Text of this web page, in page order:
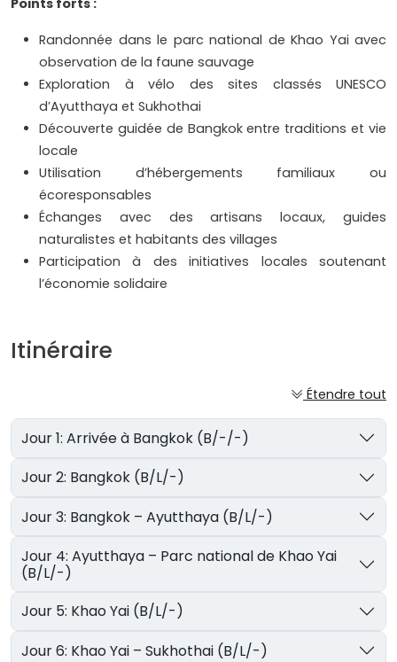
Points forts :
Randonnée dans le parc national de Khao Yai avec
observation de la faune sauvage
Exploration à vélo des sites classés UNESCO
d’Ayutthaya et Sukhothai
Découverte guidée de Bangkok entre traditions et vie
locale
Utilisation d’hébergements familiaux ou
écoresponsables
Échanges avec des artisans locaux, guides
naturalistes et habitants des villages
Participation à des initiatives locales soutenant
l’économie solidaire
Itinéraire
Étendre tout
Jour 1: Arrivée à Bangkok (B/-/-)
Jour 2: Bangkok (B/L/-)
Jour 3: Bangkok – Ayutthaya (B/L/-)
Jour 4: Ayutthaya – Parc national de Khao Yai
(B/L/-)
Jour 5: Khao Yai (B/L/-)
Jour 6: Khao Yai – Sukhothai (B/L/-)